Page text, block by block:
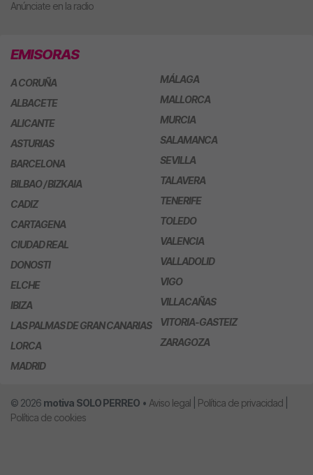
Anúnciate en la radio
EMISORAS
A CORUÑA
ALBACETE
ALICANTE
ASTURIAS
BARCELONA
BILBAO / BIZKAIA
CADIZ
CARTAGENA
CIUDAD REAL
DONOSTI
ELCHE
IBIZA
LAS PALMAS DE GRAN CANARIAS
LORCA
MADRID
MÁLAGA
MALLORCA
MURCIA
SALAMANCA
SEVILLA
TALAVERA
TENERIFE
TOLEDO
VALENCIA
VALLADOLID
VIGO
VILLACAÑAS
VITORIA-GASTEIZ
ZARAGOZA
© 2026 motiva SOLO PERREO • Aviso legal Política de privacidad
Política de cookies